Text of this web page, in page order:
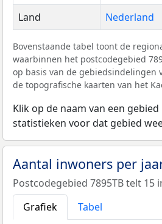
Land
Nederland
Bovenstaande tabel toont de
waarbinnen het postcodegebied
op basis van de gebiedsindelingen
de topografische kaarten van het
Klik op de naam van een
statistieken voor dat gebied
Aantal inwoners per
Postcodegebied 7895TB telt 15
Grafiek
Tabel